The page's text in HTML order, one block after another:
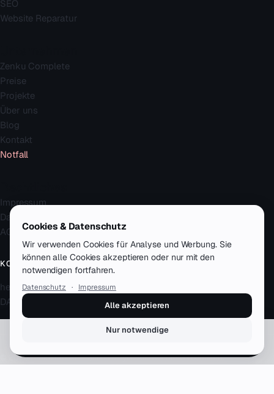
SEO
Website Reparatur
Zenku Complete
Preise
Projekte
Über uns
Blog
Kontakt
Notfall
Impressum
Datenschutz
AGB
KONTAKT
hello@zenku.studio
DACH · remote-first
© 2026 zenku.studio — Simon Meyer. Alle Rechte vorbehalten.
Cookies & Datenschutz
Wir verwenden Cookies für Analyse und Werbung. Sie
können alle Cookies akzeptieren oder nur mit den
notwendigen fortfahren.
Datenschutz · Impressum
Alle akzeptieren
Nur notwendige